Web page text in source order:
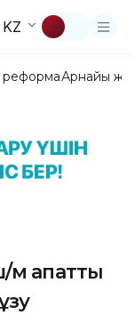
KZ
реформаАрнайы
м апатты